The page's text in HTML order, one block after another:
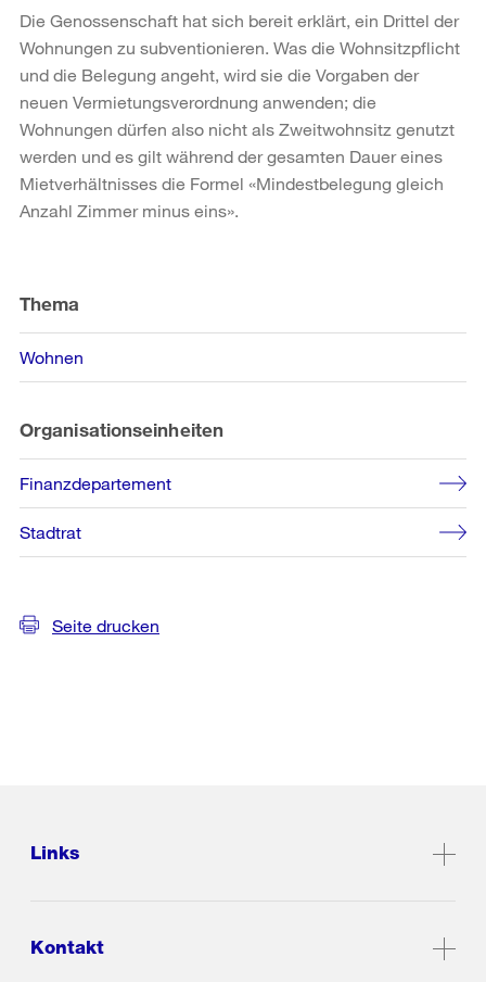
Die Genossenschaft hat sich bereit erklärt, ein Drittel der
Wohnungen zu subventionieren. Was die Wohnsitzpflicht
und die Belegung angeht, wird sie die Vorgaben der
neuen Vermietungsverordnung anwenden; die
Wohnungen dürfen also nicht als Zweitwohnsitz genutzt
werden und es gilt während der gesamten Dauer eines
Mietverhältnisses die Formel «Mindestbelegung gleich
Anzahl Zimmer minus eins».
Informationen
Thema
Wohnen
Organisationseinheiten
Finanzdepartement
Stadtrat
Seite drucken
Links
Kontakt